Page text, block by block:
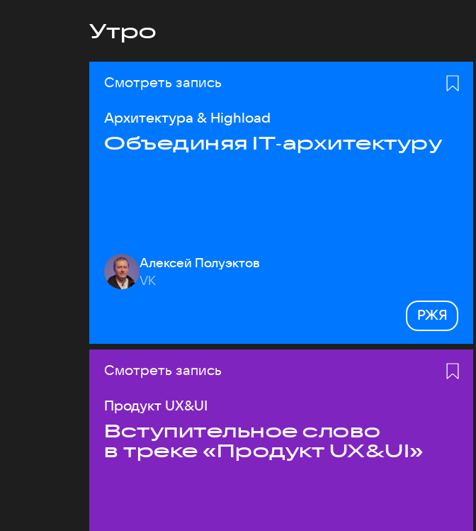
Утро
Смотреть запись
Архитектура & Highload
Объединяя IT‑архитектуру
Алексей Полуэктов
VK
РЖЯ
Смотреть запись
Продукт UX&UI
Вступительное слово
в треке «Продукт UX&UI»